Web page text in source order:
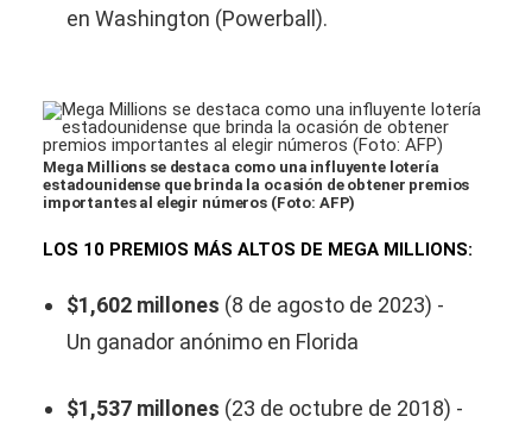
en Washington (Powerball).
Mega Millions se destaca como una influyente lotería
estadounidense que brinda la ocasión de obtener premios
importantes al elegir números (Foto: AFP)
LOS 10 PREMIOS MÁS ALTOS DE MEGA MILLIONS:
$1,602 millones (8 de agosto de 2023) -
Un ganador anónimo en Florida
$1,537 millones (23 de octubre de 2018) -